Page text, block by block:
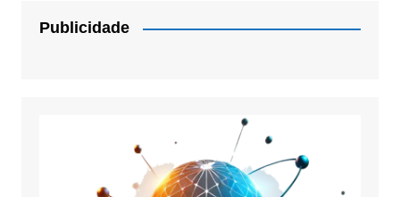
Publicidade